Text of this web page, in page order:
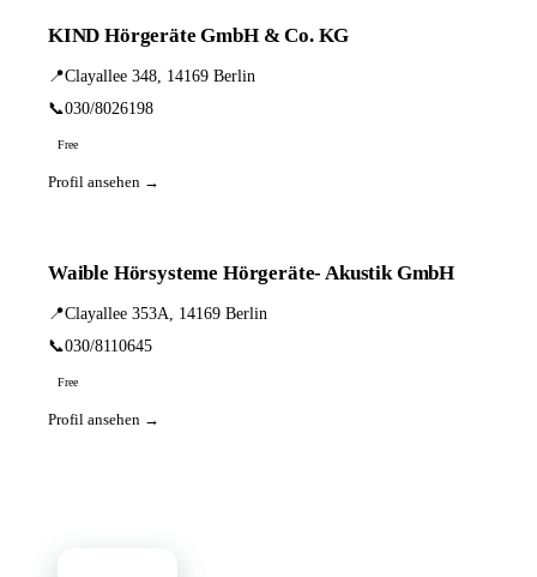
KIND Hörgeräte GmbH & Co. KG
📍Clayallee 348, 14169 Berlin
📞030/8026198
Free
Profil ansehen →
Waible Hörsysteme Hörgeräte- Akustik GmbH
📍Clayallee 353A, 14169 Berlin
📞030/8110645
Free
Profil ansehen →